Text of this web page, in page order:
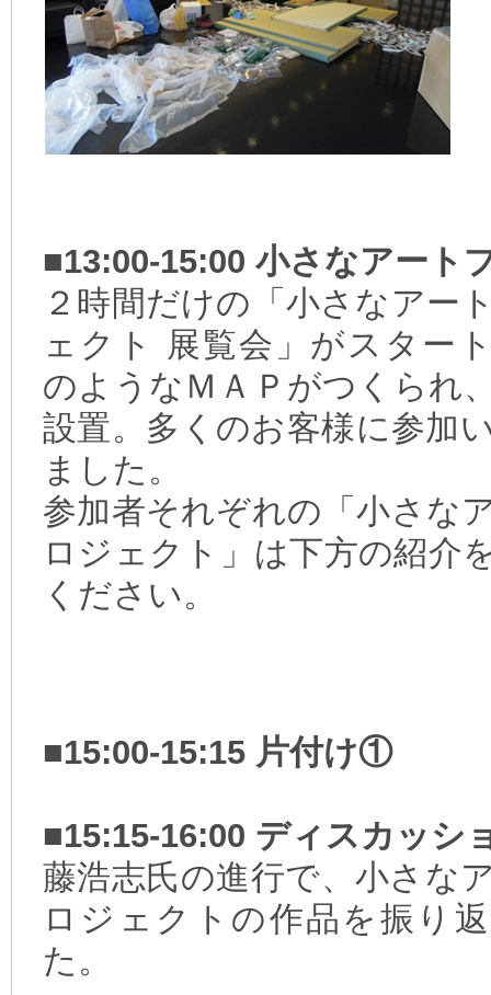
■13:00-15:00 小さなアート
２時間だけの「小さなアー
ェクト 展覧会」がスター
のようなＭＡＰがつくられ
設置。多くのお客様に参加
ました。
参加者それぞれの「小さな
ロジェクト」は下方の紹介
ください。
■15:00-15:15 片付け①
■15:15-16:00 ディスカッシ
藤浩志氏の進行で、小さな
ロジェクトの作品を振り
た。